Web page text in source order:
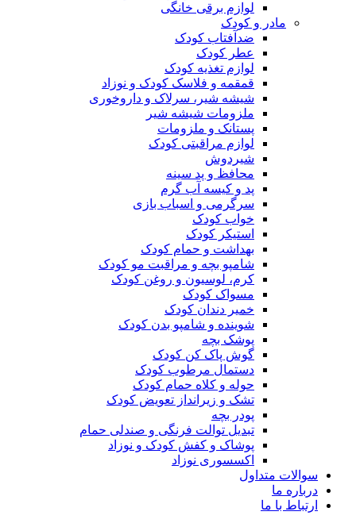
لوازم برقی خانگی
مادر و کودک
ضدآفتاب کودک
عطر کودک
لوازم تغذیه کودک
قمقمه و فلاسک کودک و نوزاد
شیشه شیر، سرلاک و داروخوری
ملزومات شیشه شیر
پستانک و ملزومات
لوازم مراقبتی کودک
شیردوش
محافظ و پد سینه
پد و کیسه آب گرم
سرگرمی و اسباب بازی
خواب کودک
استیکر کودک
بهداشت و حمام کودک
شامپو بچه و مراقبت مو کودک
کرم، لوسیون و روغن کودک
مسواک کودک
خمیر دندان کودک
شوینده و شامپو بدن کودک
پوشک بچه
گوش پاک کن کودک
دستمال مرطوب کودک
حوله و کلاه حمام کودک
تشک و زیرانداز تعویض کودک
پودر بچه
تبدیل توالت فرنگی و صندلی حمام
پوشاک و کفش کودک و نوزاد
اکسسوری نوزاد
سوالات متداول
درباره ما
ارتباط با ما